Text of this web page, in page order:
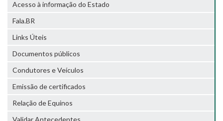
Acesso à informação do Estado
Fala.BR
Links Úteis
Documentos públicos
Condutores e Veículos
Emissão de certificados
Relação de Equinos
Validar Antecedentes